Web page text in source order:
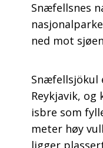
Snæfellsnes
ned mot
Snæfellsjökul
Reykjavik, og
isbre som
meter høy
ligger